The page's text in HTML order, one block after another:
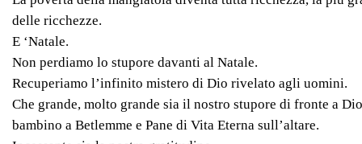
delle ricchezze.
E ‘Natale.
Non perdiamo lo stupore davanti al Natale.
Recuperiamo l’infinito mistero di Dio rivelato agli uomini.
Che grande, molto grande sia il nostro stupore di fronte a
bambino a Betlemme e Pane di Vita Eterna sull’altare.